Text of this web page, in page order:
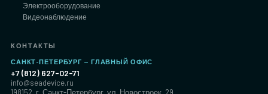
Электрооборудование
Видеонаблюдение
КОНТАКТЫ
САНКТ-ПЕТЕРБУРГ — ГЛАВНЫЙ ОФИС
+7 (812) 627-02-71
info@seadevice.ru
198152, г. Санкт-Петербург, ул. Новостроек, 29